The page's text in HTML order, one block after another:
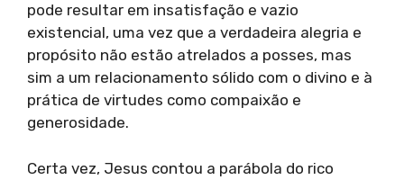
pode resultar em insatisfação e vazio
existencial, uma vez que a verdadeira alegria e
propósito não estão atrelados a posses, mas
sim a um relacionamento sólido com o divino e à
prática de virtudes como compaixão e
generosidade.
Certa vez, Jesus contou a parábola do rico